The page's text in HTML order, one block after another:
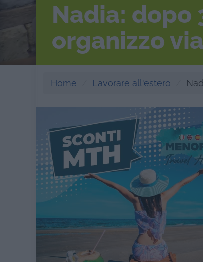
Nadia: dopo
organizzo
Home Lavorare all'estero